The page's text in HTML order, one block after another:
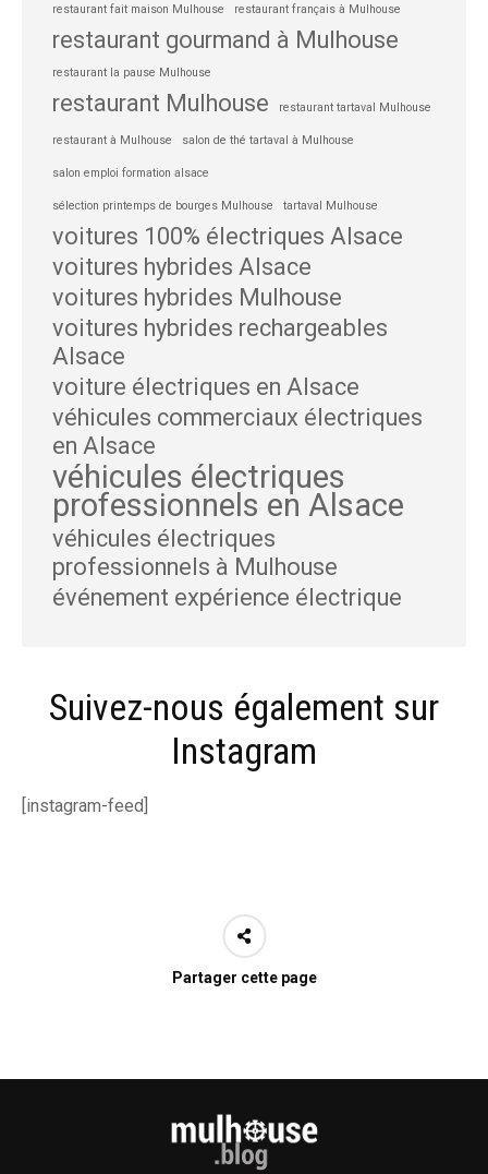
restaurant fait maison Mulhouse restaurant français à Mulhouse
restaurant gourmand à Mulhouse
restaurant la pause Mulhouse
restaurant Mulhouse restaurant tartaval Mulhouse
restaurant à Mulhouse salon de thé tartaval à Mulhouse
salon emploi formation alsace
sélection printemps de bourges Mulhouse tartaval Mulhouse
voitures 100% électriques Alsace
voitures hybrides Alsace
voitures hybrides Mulhouse
voitures hybrides rechargeables
Alsace
voiture électriques en Alsace
véhicules commerciaux électriques
en Alsace
véhicules électriques
professionnels en Alsace
véhicules électriques
professionnels à Mulhouse
événement expérience électrique
Suivez-nous également sur
Instagram
[instagram-feed]
Partager cette page